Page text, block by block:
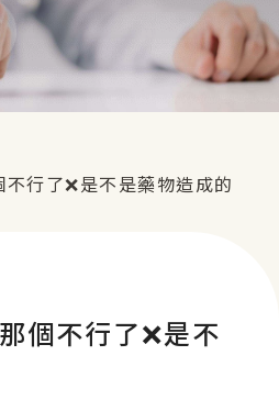
臟筆記
所介紹
門療程
音專區
行了❌是不是藥物造成的